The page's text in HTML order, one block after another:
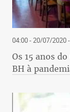
04:00 - 20/07/2020
Os 15 anos
BH à